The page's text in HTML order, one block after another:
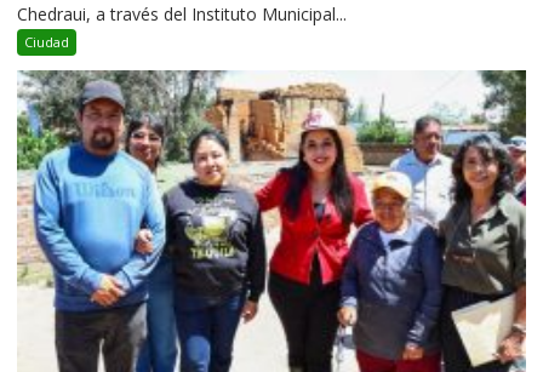
Chedraui, a través del Instituto Municipal...
Ciudad